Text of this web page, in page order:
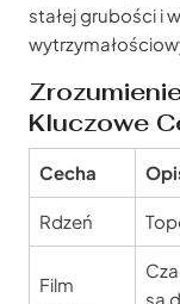
stałej grubości i
Kluczowe
Cecha
Rdzeń
Film
są